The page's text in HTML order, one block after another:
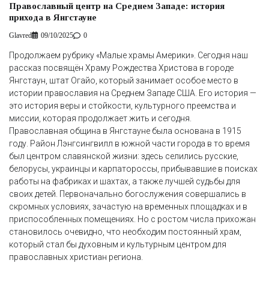
Православный центр на Среднем Западе: история
прихода в Янгстауне
Glavred 09/10/2025 0
Продолжаем рубрику «Малые храмы Америки». Сегодня наш
рассказ посвящён Храму Рождества Христова в городе
Янгстаун, штат Огайо, который занимает особое место в
истории православия на Среднем Западе США. Его история —
это история веры и стойкости, культурного преемства и
миссии, которая продолжает жить и сегодня.
Православная община в Янгстауне была основана в 1915
году. Район Лэнгсингвилл в южной части города в то время
был центром славянской жизни: здесь селились русские,
белорусы, украинцы и карпатороссы, прибывавшие в поисках
работы на фабриках и шахтах, а также лучшей судьбы для
своих детей. Первоначально богослужения совершались в
скромных условиях, зачастую на временных площадках и в
приспособленных помещениях. Но с ростом числа прихожан
становилось очевидно, что необходим постоянный храм,
который стал бы духовным и культурным центром для
православных христиан региона.